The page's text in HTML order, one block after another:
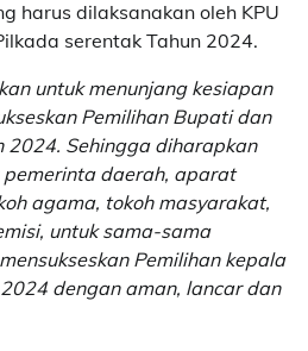
harus dilaksanakan oleh KPU
serentak Tahun 2024.
untuk menunjang kesiapan
Pemilihan Bupati dan
2024. Sehingga diharapkan
daerah, aparat
agama, tokoh masyarakat,
untuk sama-sama
Pemilihan kepala
dengan aman, lancar dan